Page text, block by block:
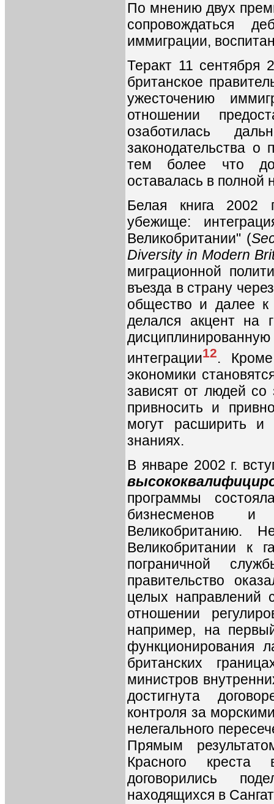
По мнению двух
сопровождаться
иммиграции,
Теракт 11 сентября
британское
ужесточению
отношении
озаботилась
законодательства о
тем более что
оставалась в полной
Белая книга 2002
убежище:
Великобритании" (
Diversity in Modern
миграционной
въезда в страну
общество и далее к
делался акцент на
интеграции12.
экономики
зависят от людей
привносить и
могут расширить и
знаниях.
В январе 2002 г.
программы
бизнесменов и
Великобританию.
Великобритании к
пограничной
правительство
целых направлений
отношении
например, на
функционирования
британских
министров
достигнута
контроля за
нелегального
Прямым
Красного
договорились
находящихся в